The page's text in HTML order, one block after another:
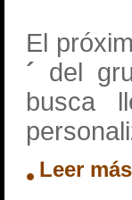
El
´ del
busca
Leer